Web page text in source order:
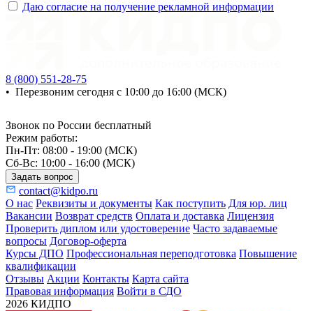
Даю согласие на получение рекламной информации
8 (800) 551-28-75
• Перезвоним сегодня с 10:00 до 16:00 (МСК)
Звонок по России бесплатный
Режим работы:
Пн-Пт: 08:00 - 19:00 (МСК)
Сб-Вс: 10:00 - 16:00 (МСК)
Задать вопрос
contact@kidpo.ru
О нас Реквизиты и документы Как поступить Для юр. лиц
Вакансии Возврат средств Оплата и доставка Лицензия
Проверить диплом или удостоверение Часто задаваемые
вопросы Договор-оферта
Курсы ДПО Профессиональная переподготовка Повышение
квалификации
Отзывы Акции Контакты Карта сайта
Правовая информация Войти в СДО
2026 КИДПО